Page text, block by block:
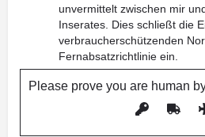
unvermittelt zwischen mir
Inserates. Dies schließt die
verbraucherschützenden
Fernabsatzrichtlinie ein.
Please prove you are human